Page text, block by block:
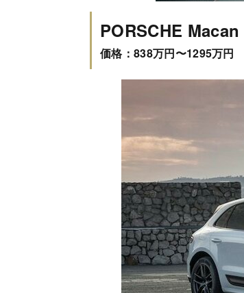
PORSCHE Macan
価格：838万円〜1295万円